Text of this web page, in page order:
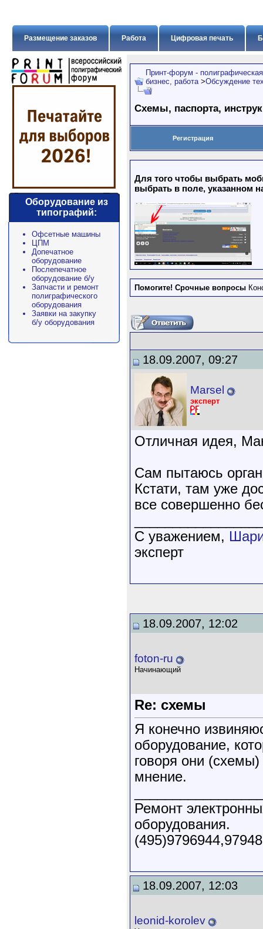
Цифровая печать
Работа
Размещение заказов
Оборудование из
типографий:
Офсетные машины
ЦПМ
Допечатное
оборудование
Послепечатное
оборудование б/у
Запчасти и ремонт
полиграфического
оборудования
Заявки на закупку
б/у оборудования
Принт-форум -
бизнес, работа >Обсуждение
Схемы, паспорта,
Регистрация
Для того чтобы выбрать
выбрать в поле, указанном
Помогите! Срочные вопросы
18.09.2007, 09:27
Marsel
эксперт
Отличная идея,
Сам пытаюсь
Кстати, там уже
все совершенно
C уважением,
эксперт
18.09.2007, 12:02
foton-ru
Начинающий
Re: схемы
Я конечно
оборудование,
говоря они
мнение.
Ремонт
оборудования.
18.09.2007, 12:03
leonid-korolev